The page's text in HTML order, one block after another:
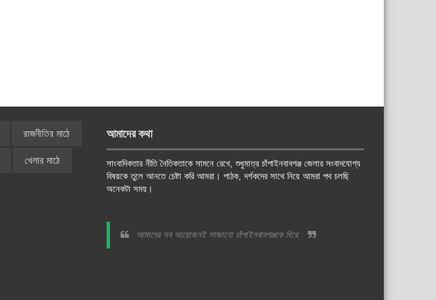
রাজনীতির মাঠে
খেলার মাঠে
আমাদের কথা
সাংবাদিকতার নীতি নৈতিকতাকে সামনে রেখে, শুধুমাত্র চাঁপাইনবাবগঞ্জ জেলার সংবাদযোগ্য
বিষয়কে তুলে আনতে চেষ্টা করি আমরা। পাঠক, দর্শকদের সাথে নিয়ে আমরা পথ চলছি
অনেকটা সময়।
আমাদের সব আয়োজনই সাজানো চাঁপাইনবাবগঞ্জকে ঘিরে